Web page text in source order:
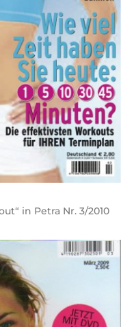
in Petra Nr. 3/2010